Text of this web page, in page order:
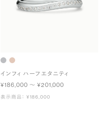
インフィ ハーフエタニティ
¥186,000 〜 ¥201,000
表示商品： ¥186,000